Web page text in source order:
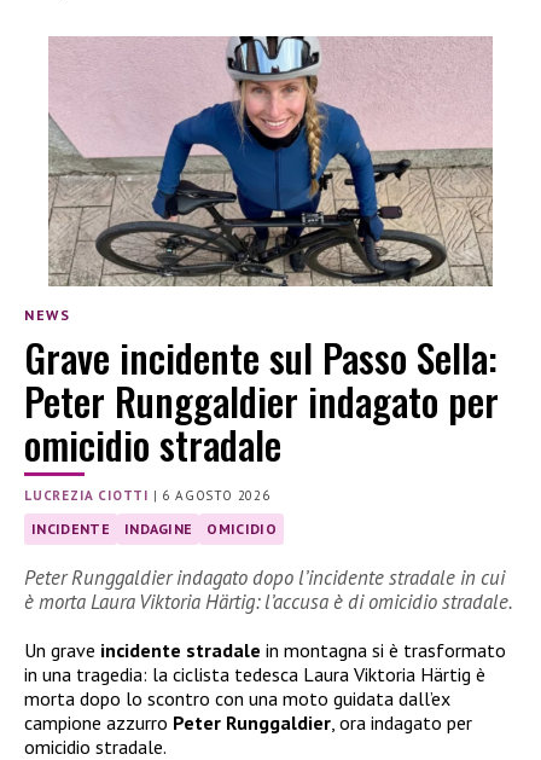
NEWS
Grave incidente sul Passo Sella:
Peter Runggaldier indagato per
omicidio stradale
LUCREZIA CIOTTI | 6 AGOSTO 2026
INCIDENTE INDAGINE OMICIDIO
Peter Runggaldier indagato dopo l’incidente stradale in cui
è morta Laura Viktoria Härtig: l’accusa è di omicidio stradale.
Un grave incidente stradale in montagna si è trasformato
in una tragedia: la ciclista tedesca Laura Viktoria Härtig è
morta dopo lo scontro con una moto guidata dall’ex
campione azzurro Peter Runggaldier , ora indagato per
omicidio stradale.